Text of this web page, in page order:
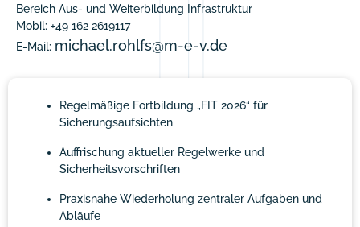
Bereich Aus- und Weiterbildung Infrastruktur
Mobil: +49 162 2619117
E-Mail: michael.rohlfs@m-e-v.de
Regelmäßige Fortbildung „FIT 2026“ für
Sicherungsaufsichten
Auffrischung aktueller Regelwerke und
Sicherheitsvorschriften
Praxisnahe Wiederholung zentraler Aufgaben und
Abläufe